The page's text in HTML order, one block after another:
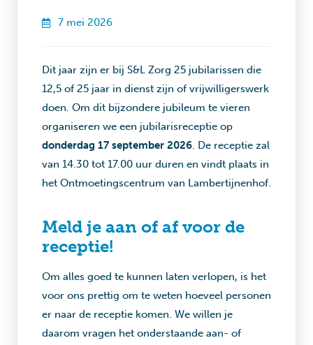
7 mei 2026
Dit jaar zijn er bij S&L Zorg 25 jubilarissen die
12,5 of 25 jaar in dienst zijn of vrijwilligerswerk
doen. Om dit bijzondere jubileum te vieren
organiseren we een jubilarisreceptie op
donderdag 17 september 2026. De receptie zal
van 14.30 tot 17.00 uur duren en vindt plaats in
het Ontmoetingscentrum van Lambertijnenhof.
Meld je aan of af voor de
receptie!
Om alles goed te kunnen laten verlopen, is het
voor ons prettig om te weten hoeveel personen
er naar de receptie komen. We willen je
daarom vragen het onderstaande aan- of